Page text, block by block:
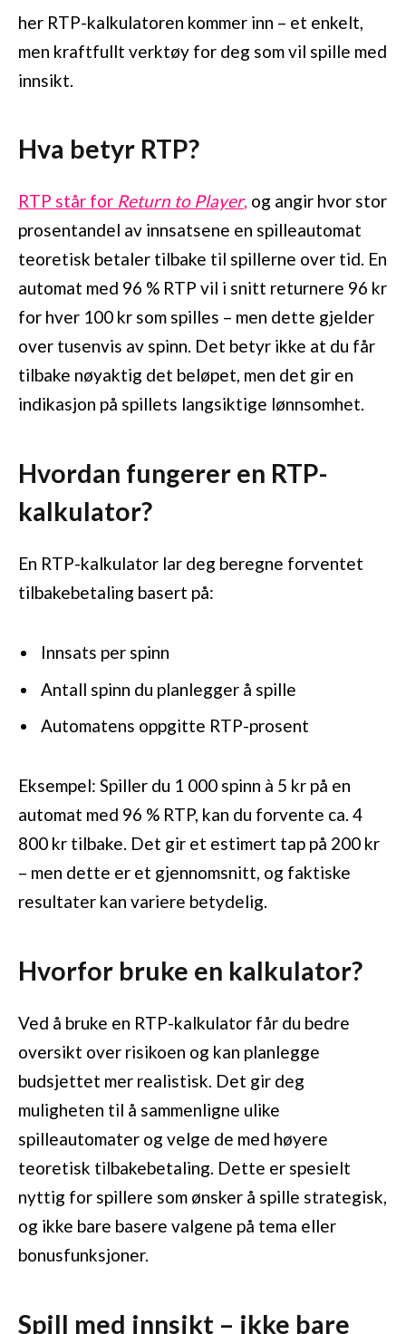
her RTP-kalkulatoren kommer inn – et enkelt,
men kraftfullt verktøy for deg som vil spille med
innsikt.
Hva betyr RTP?
RTP står for Return to Player, og angir hvor stor
prosentandel av innsatsene en spilleautomat
teoretisk betaler tilbake til spillerne over tid. En
automat med 96 % RTP vil i snitt returnere 96 kr
for hver 100 kr som spilles – men dette gjelder
over tusenvis av spinn. Det betyr ikke at du får
tilbake nøyaktig det beløpet, men det gir en
indikasjon på spillets langsiktige lønnsomhet.
Hvordan fungerer en RTP-
kalkulator?
En RTP-kalkulator lar deg beregne forventet
tilbakebetaling basert på:
Innsats per spinn
Antall spinn du planlegger å spille
Automatens oppgitte RTP-prosent
Eksempel: Spiller du 1 000 spinn à 5 kr på en
automat med 96 % RTP, kan du forvente ca. 4
800 kr tilbake. Det gir et estimert tap på 200 kr
– men dette er et gjennomsnitt, og faktiske
resultater kan variere betydelig.
Hvorfor bruke en kalkulator?
Ved å bruke en RTP-kalkulator får du bedre
oversikt over risikoen og kan planlegge
budsjettet mer realistisk. Det gir deg
muligheten til å sammenligne ulike
spilleautomater og velge de med høyere
teoretisk tilbakebetaling. Dette er spesielt
nyttig for spillere som ønsker å spille strategisk,
og ikke bare basere valgene på tema eller
bonusfunksjoner.
Spill med innsikt – ikke bare